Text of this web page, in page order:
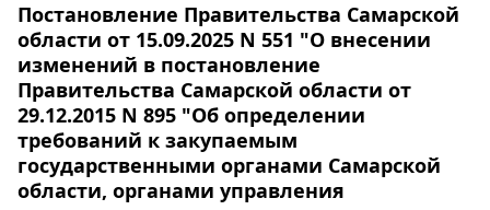
Постановление Правительства Самарской
области от 15.09.2025 N 551 "О внесении
изменений в постановление
Правительства Самарской области от
29.12.2015 N 895 "Об определении
требований к закупаемым
государственными органами Самарской
области, органами управления